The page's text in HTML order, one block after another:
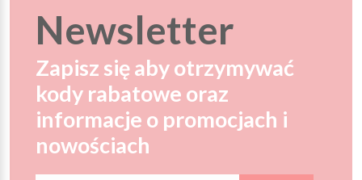
Newsletter
Zapisz się aby otrzymywać
kody rabatowe oraz
informacje o promocjach i
nowościach